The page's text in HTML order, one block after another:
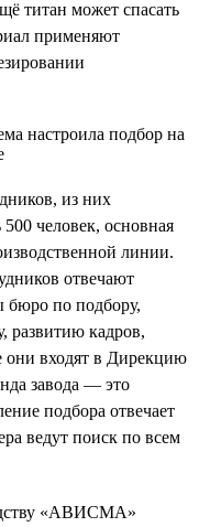
титан может спасать
применяют
из них
человек, основная
линии.
отвечают
бюро по подбору,
развитию кадров,
они входят в Дирекцию
завода — это
подбора отвечает
ведут поиск по всем
«АВИСМА»